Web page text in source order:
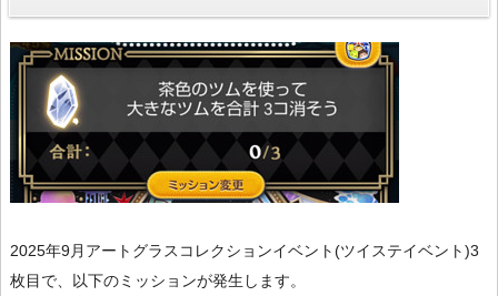
2025年9月アートグラスコレクションイベント(ツイステイベント)3
枚目で、以下のミッションが発生します。